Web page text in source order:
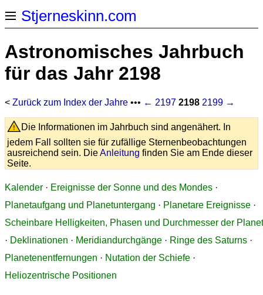
Stjerneskinn.com
Astronomisches Jahrbuch
für das Jahr 2198
< Zurück zum Index der Jahre ••• ← 2197 2198 2199 →
Die Informationen im Jahrbuch sind angenähert. In
jedem Fall sollten sie für zufällige Sternenbeobachtungen
ausreichend sein. DieAnleitung finden Sie am Ende dieser
Seite.
Kalender · Ereignisse der Sonne und des Mondes ·
Planetaufgang und Planetuntergang · Planetare Ereignisse ·
Scheinbare Helligkeiten, Phasen und Durchmesser der
· Deklinationen · Meridiandurchgänge · Ringe des Saturns ·
Planetenentfernungen · Nutation der Schiefe ·
Heliozentrische Positionen